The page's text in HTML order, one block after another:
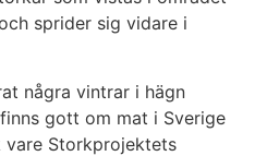
sprider sig vidare i
några vintrar i hägn
gott om mat i Sverige
vare Storkprojektets